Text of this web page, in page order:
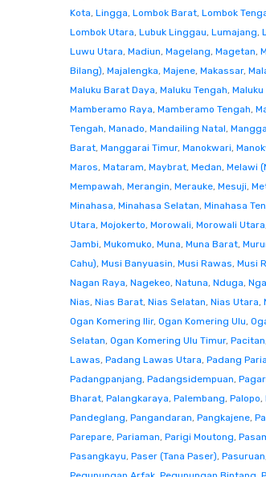
Kota, Lingga, Lombok Barat, Lombok
Lombok Utara, Lubuk Linggau, Lumajang,
Luwu Utara, Madiun, Magelang, Magetan,
Bilang), Majalengka, Majene, Makassar,
Maluku Barat Daya, Maluku Tengah,
Mamberamo Raya, Mamberamo Tengah,
Tengah, Manado, Mandailing Natal,
Barat, Manggarai Timur, Manokwari,
Maros, Mataram, Maybrat, Medan, Melawi
Mempawah, Merangin, Merauke, Mesuji,
Minahasa, Minahasa Selatan, Minahasa
Utara, Mojokerto, Morowali, Morowali Utara
Jambi, Mukomuko, Muna, Muna Barat,
Cahu), Musi Banyuasin, Musi Rawas, Musi
Nagan Raya, Nagekeo, Natuna, Nduga,
Nias, Nias Barat, Nias Selatan, Nias Utara,
Ogan Komering Ilir, Ogan Komering Ulu,
Selatan, Ogan Komering Ulu Timur, Pacitan
Lawas, Padang Lawas Utara, Padang
Padangpanjang, Padangsidempuan,
Bharat, Palangkaraya, Palembang, Palopo,
Pandeglang, Pangandaran, Pangkajene,
Parepare, Pariaman, Parigi Moutong,
Pasangkayu, Paser (Tana Paser), Pasuruan